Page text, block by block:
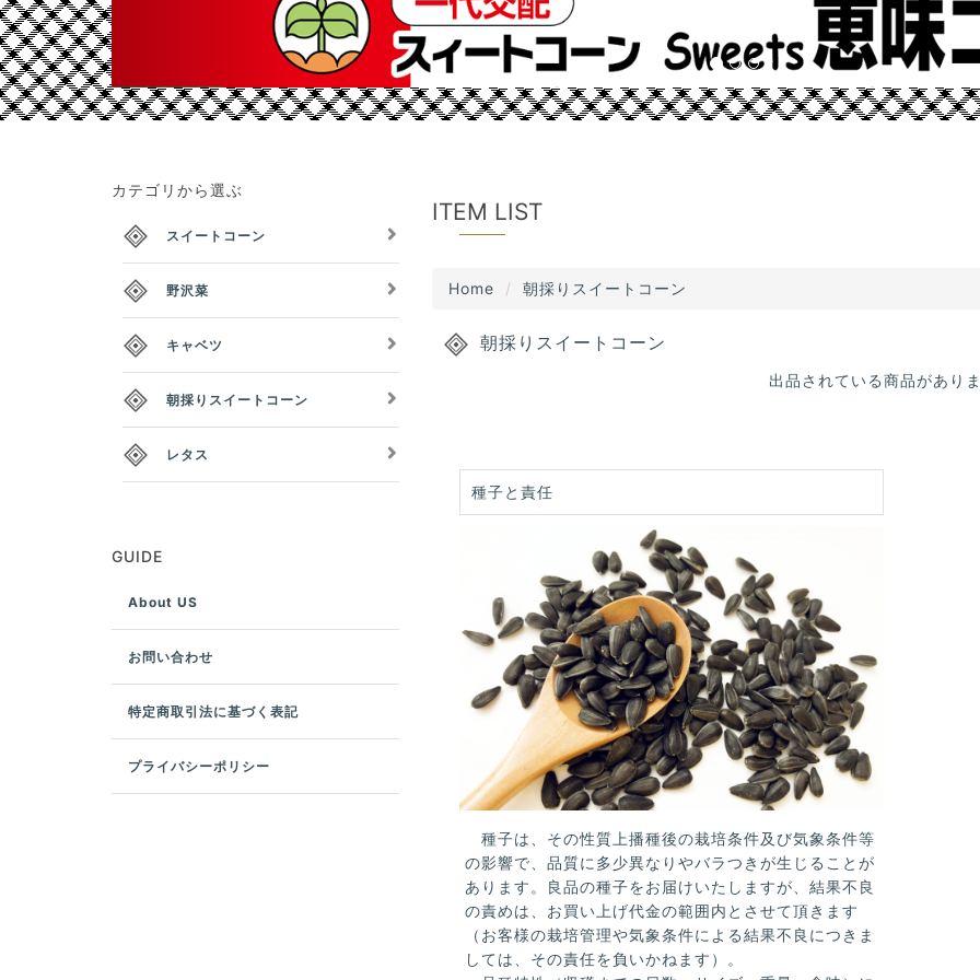
ITEM LIST
Home 朝採りスイートコーン
朝採りスイートコーン
出品されている商品があり
種子と責任
種子は、その性質上播種後の栽培条件及び気象条件等
の影響で、品質に多少異なりやバラつきが生じることが
あります。良品の種子をお届けいたしますが、結果不良
の責めは、お買い上げ代金の範囲内とさせて頂きます
（お客様の栽培管理や気象条件による結果不良につきま
しては、その責任を負いかねます）。
カテゴリから選ぶ
スイートコーン
野沢菜
キャベツ
朝採りスイートコーン
レタス
GUIDE
About US
お問い合わせ
特定商取引法に基づく表記
プライバシーポリシー